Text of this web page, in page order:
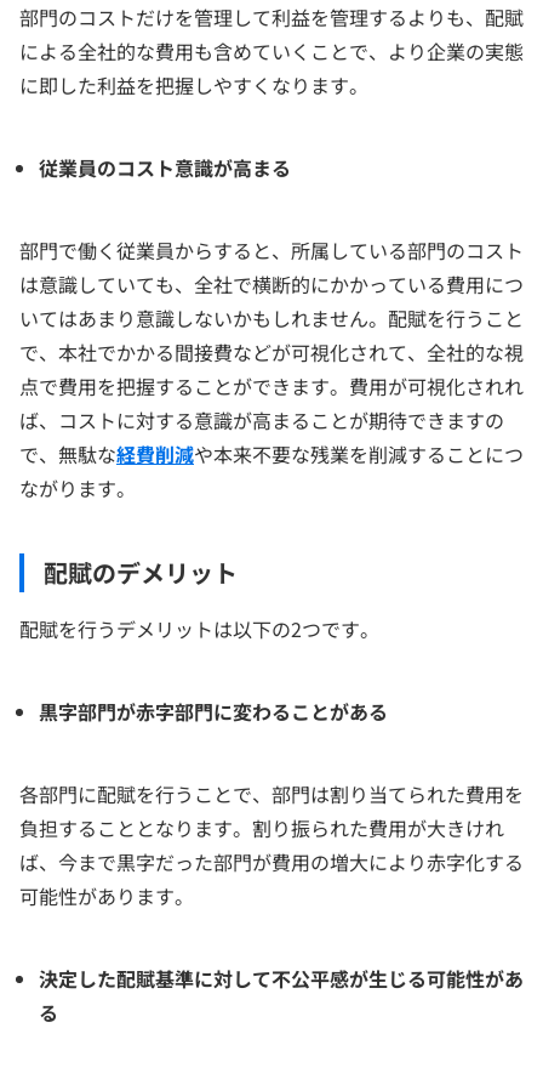
部門のコストだけを管理して利益を管理するよりも、配賦
による全社的な費用も含めていくことで、より企業の実態
に即した利益を把握しやすくなります。
従業員のコスト意識が高まる
部門で働く従業員からすると、所属している部門のコスト
は意識していても、全社で横断的にかかっている費用につ
いてはあまり意識しないかもしれません。配賦を行うこと
で、本社でかかる間接費などが可視化されて、全社的な視
点で費用を把握することができます。費用が可視化されれ
ば、コストに対する意識が高まることが期待できますの
で、無駄な経費削減や本来不要な残業を削減することにつ
ながります。
配賦のデメリット
配賦を行うデメリットは以下の2つです。
黒字部門が赤字部門に変わることがある
各部門に配賦を行うことで、部門は割り当てられた費用を
負担することとなります。割り振られた費用が大きけれ
ば、今まで黒字だった部門が費用の増大により赤字化する
可能性があります。
決定した配賦基準に対して不公平感が生じる可能性があ
る